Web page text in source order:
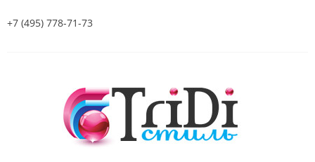
+7 (495) 778-71-73